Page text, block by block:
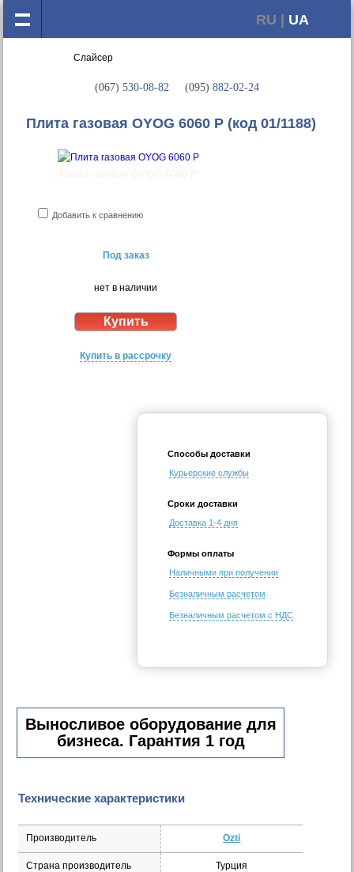
RU | UA
(067) 530-08-82 (095) 882-02-24
Плита газовая OYOG 6060 P (код 01/1188)
Плита газовая OYOG 6060 P
Добавить к сравнению
Под заказ
нет в наличии
Купить в рассрочку
Способы доставки
Курьерские службы
Сроки доставки
Доставка 1-4 дня
Формы оплаты
Наличными при получении
Безналичным расчетом
Безналичным расчетом с НДС
Выносливое оборудование для
бизнеса. Гарантия 1 год
Технические характеристики
Производитель Ozti
Страна производитель Турция